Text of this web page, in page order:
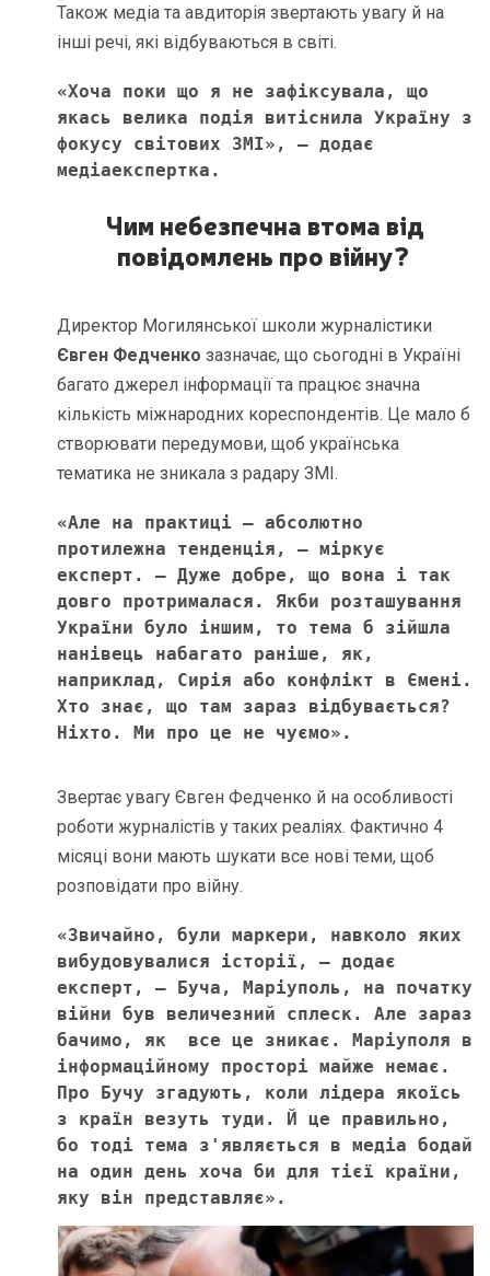
Також медіа та авдиторія звертають увагу й на
інші речі, які відбуваються в світі.
«Хоча поки що я не зафіксувала, що
якась велика подія витіснила Україну з
фокусу світових ЗМІ», – додає
медіаекспертка.
Чим небезпечна втома від
повідомлень про війну?
Директор Могилянської школи журналістики
Євген Федченко зазначає, що сьогодні в Україні
багато джерел інформації та працює значна
кількість міжнародних кореспондентів. Це мало б
створювати передумови, щоб українська
тематика не зникала з радару ЗМІ.
«Але на практиці – абсолютно
протилежна тенденція, – міркує
експерт. – Дуже добре, що вона і так
довго протрималася. Якби розташування
України було іншим, то тема б зійшла
нанівець набагато раніше, як,
наприклад, Сирія або конфлікт в Ємені.
Хто знає, що там зараз відбувається?
Ніхто. Ми про це не чуємо».
Звертає увагу Євген Федченко й на особливості
роботи журналістів у таких реаліях. Фактично 4
місяці вони мають шукати все нові теми, щоб
розповідати про війну.
«Звичайно, були маркери, навколо яких
вибудовувалися історії, – додає
експерт, – Буча, Маріуполь, на початку
війни був величезний сплеск. Але зараз
бачимо, як  все це зникає. Маріуполя в
інформаційному просторі майже немає.
Про Бучу згадують, коли лідера якоїсь
з країн везуть туди. Й це правильно,
бо тоді тема з'являється в медіа бодай
на один день хоча би для тієї країни,
яку він представляє».